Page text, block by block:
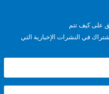
تتم
النشرات الإخبارية التي